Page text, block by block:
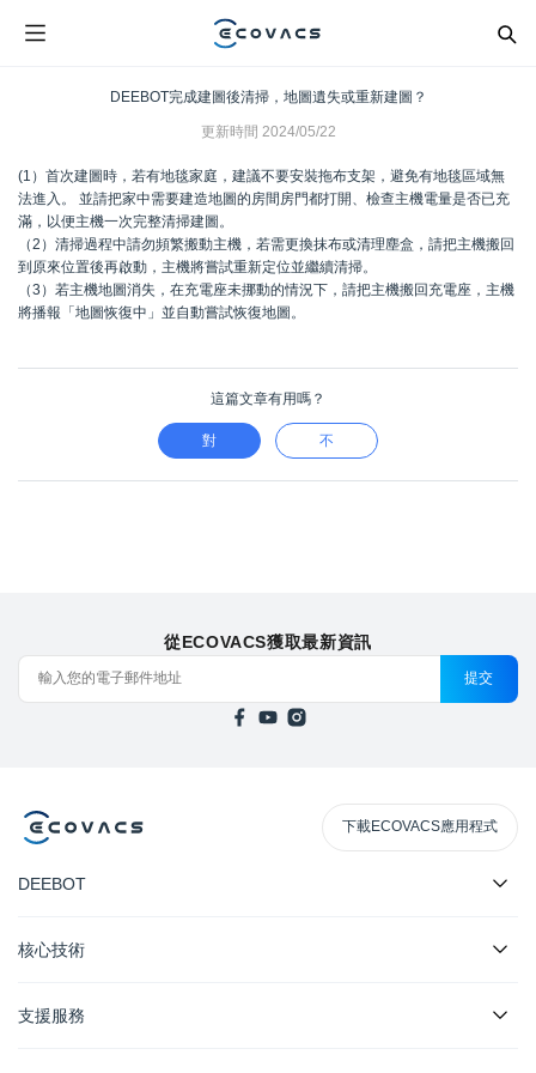
DEEBOT完成建圖後清掃，地圖遺失或重新建圖？
更新時間 2024/05/22
(1）首次建圖時，若有地毯家庭，建議不要安裝拖布支架，避免有地毯區域無
法進入。 並請把家中需要建造地圖的房間房門都打開、檢查主機電量是否已充
滿，以便主機一次完整清掃建圖。
（2）清掃過程中請勿頻繁搬動主機，若需更換抹布或清理塵盒，請把主機搬回
到原來位置後再啟動，主機將嘗試重新定位並繼續清掃。
（3）若主機地圖消失，在充電座未挪動的情況下，請把主機搬回充電座，主機
將播報「地圖恢復中」並自動嘗試恢復地圖。
這篇文章有用嗎？
對 不
從ECOVACS獲取最新資訊
提交
下載ECOVACS應用程式
DEEBOT
核心技術
支援服務